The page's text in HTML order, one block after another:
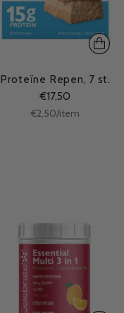
Proteïne Repen, 7 st.
€17,50
Stukprijs
€2,50/per
item